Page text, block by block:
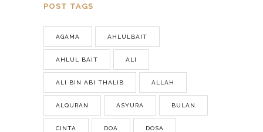
POST TAGS
AGAMA AHLULBAIT
AHLUL BAIT ALI
ALI BIN ABI THALIB ALLAH
ALQURAN ASYURA BULAN
CINTA DOA DOSA